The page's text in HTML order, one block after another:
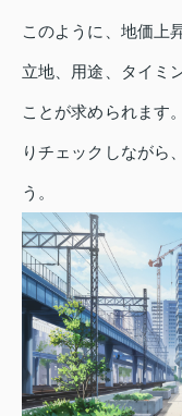
このように、地価上
立地、用途、タイミ
ことが求められます
りチェックしながら
う。